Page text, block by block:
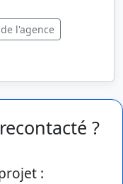
l'agence
?
: